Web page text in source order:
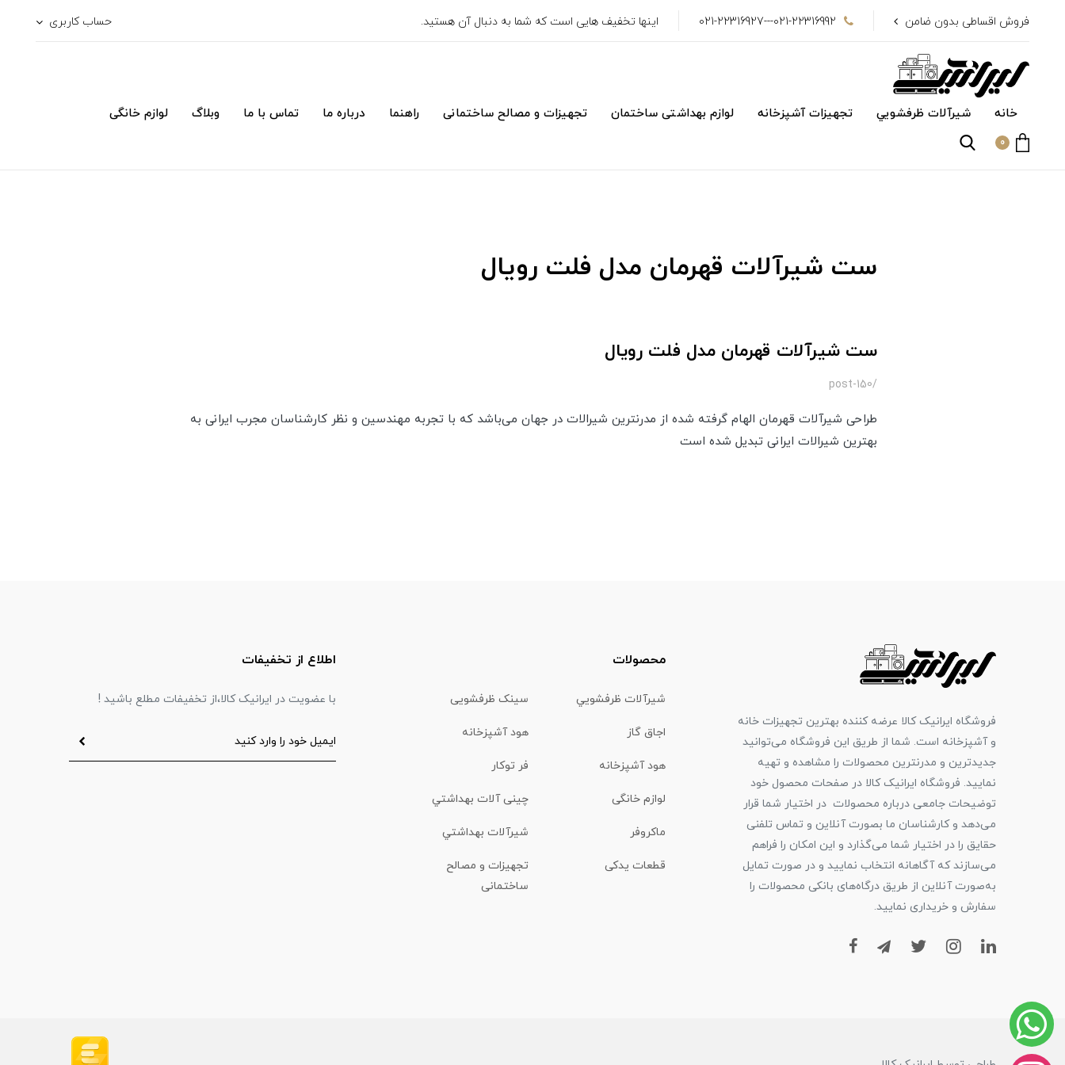
فروش اقساطی بدون ضامن 021-22316992---021-22316927 اینها تخفیف هایی است که شما به دنبال آن هستید. حساب کاربری
خانه شیرآلات ظرفشويي تجهیزات آشپزخانه لوازم بهداشتی ساختمان تجهیزات و مصالح ساختمانی راهنما درباره ما تماس با ما وبلاگ لوازم خانگی
0
ست شیرآلات قهرمان مدل فلت رویال
ست شیرآلات قهرمان مدل فلت رویال
/post-150
طراحی شیرآلات قهرمان الهام گرفته شده از مدرنترین شیرالات در جهان می‌باشد که با تجربه مهندسین و نظر کارشناسان مجرب ایرانی به
بهترین شیرالات ایرانی تبدیل شده است
فروشگاه ایرانیک کالا عرضه کننده بهترین تجهیزات خانه
و آشپزخانه است. شما از طریق این فروشگاه می‌توانید
جدیدترین و مدرنترین محصولات را مشاهده و تهیه
نمایید. فروشگاه ایرانیک کالا در صفحات محصول خود
توضیحات جامعی درباره محصولات در اختیار شما قرار
می‌دهد و کارشناسان ما بصورت آنلاین و تماس تلفنی
حقایق را در اختیار شما می‌گذارد و این امکان را فراهم
می‌سازند که آگاهانه انتخاب نمایید و در صورت تمایل
به‌صورت آنلاین از طریق درگاه‌های بانکی محصولات را
سفارش و خریداری نمایید.
محصولات
شیرآلات ظرفشويي سینک ظرفشویی
اجاق گاز هود آشپزخانه
هود آشپزخانه فر توکار
لوازم خانگی چینی آلات بهداشتي
ماكروفر شیرآلات بهداشتي
قطعات یدکی
تجهیزات و مصالح
ساختمانی
اطلاع از تخفیفات
با عضویت در ایرانیک کالا،از تخفیفات مطلع باشید !